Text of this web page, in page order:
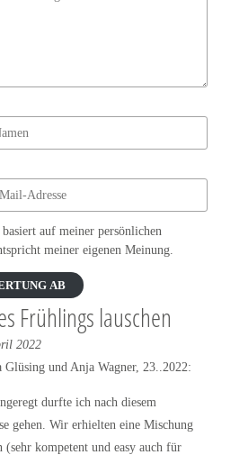
auf meiner persönlichen
meiner eigenen Meinung.
AB
Frühlings lauschen
2022
Glüsing und Anja Wagner, 23..2022:
durfte ich nach diesem
gehen. Wir erhielten eine Mischung
(sehr kompetent und easy auch für